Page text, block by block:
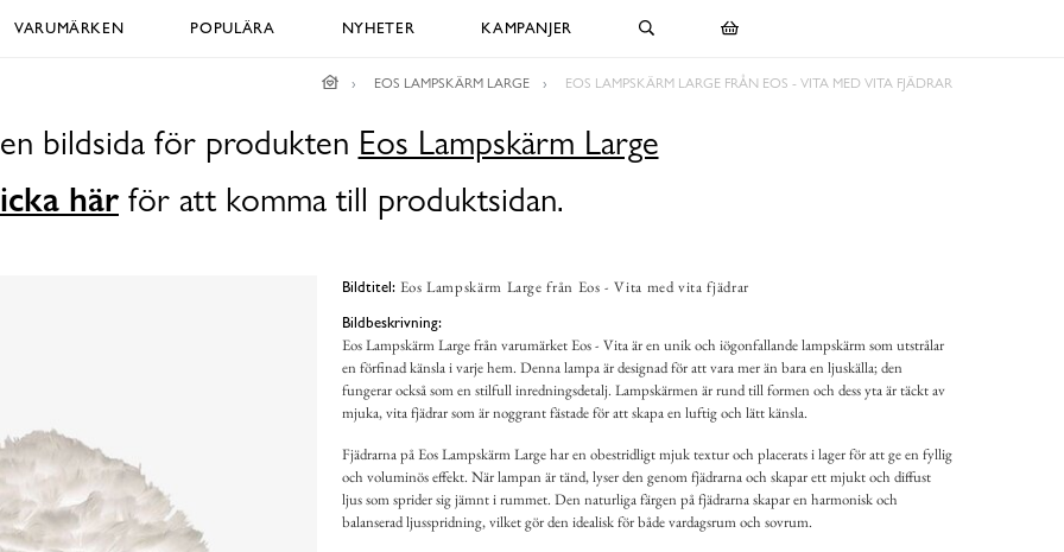
VARUMÄRKEN POPULÄRA NYHETER KAMPANJER
EOS LAMPSKÄRM LARGE EOS LAMPSKÄRM LARGE FRÅN EOS - VITA MED VITA FJÄDRAR
bildsida för produkten Eos Lampskärm Large
här för att komma till produktsidan.
Bildtitel: Eos Lampskärm Large från Eos - Vita med vita fjädrar
Bildbeskrivning:
Eos Lampskärm Large från varumärket Eos - Vita är en unik och iögonfallande lampskärm som utstrålar
en förfinad känsla i varje hem. Denna lampa är designad för att vara mer än bara en ljuskälla; den
fungerar också som en stilfull inredningsdetalj. Lampskärmen är rund till formen och dess yta är täckt av
mjuka, vita fjädrar som är noggrant fästade för att skapa en luftig och lätt känsla.
Fjädrarna på Eos Lampskärm Large har en obestridligt mjuk textur och placerats i lager för att ge en fyllig
och voluminös effekt. När lampan är tänd, lyser den genom fjädrarna och skapar ett mjukt och diffust
ljus som sprider sig jämnt i rummet. Den naturliga färgen på fjädrarna skapar en harmonisk och
balanserad ljusspridning, vilket gör den idealisk för både vardagsrum och sovrum.